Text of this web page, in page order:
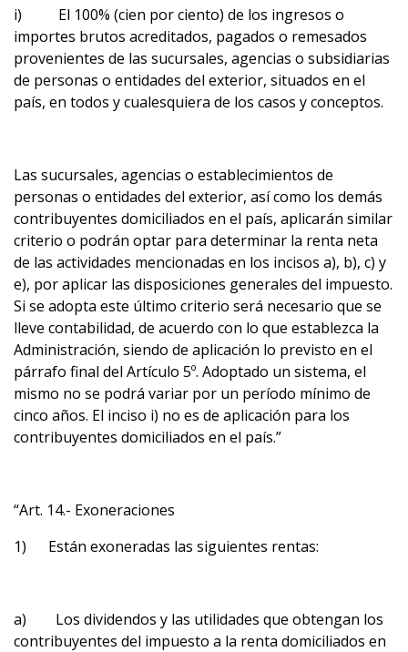
i) El 100% (cien por ciento) de los ingresos o
importes brutos acreditados, pagados o remesados
provenientes de las sucursales, agencias o subsidiarias
de personas o entidades del exterior, situados en el
país, en todos y cualesquiera de los casos y conceptos.
Las sucursales, agencias o establecimientos de
personas o entidades del exterior, así como los demás
contribuyentes domiciliados en el país, aplicarán similar
criterio o podrán optar para determinar la renta neta
de las actividades mencionadas en los incisos a), b), c) y
e), por aplicar las disposiciones generales del impuesto.
Si se adopta este último criterio será necesario que se
lleve contabilidad, de acuerdo con lo que establezca la
Administración, siendo de aplicación lo previsto en el
párrafo final del Artículo 5º. Adoptado un sistema, el
mismo no se podrá variar por un período mínimo de
cinco años. El inciso i) no es de aplicación para los
contribuyentes domiciliados en el país.”
“Art. 14.- Exoneraciones
1) Están exoneradas las siguientes rentas:
a) Los dividendos y las utilidades que obtengan los
contribuyentes del impuesto a la renta domiciliados en